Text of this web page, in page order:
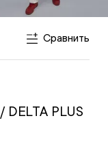
Сравнить
/ DELTA PLUS